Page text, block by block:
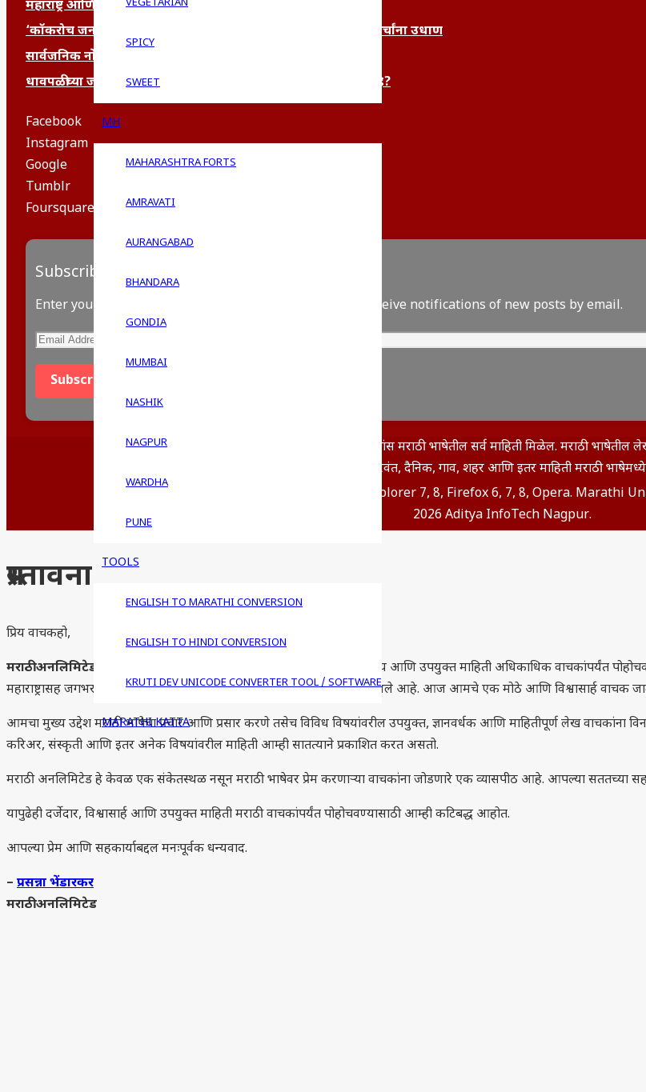
VEGETARIAN
SPICY
SWEET
MH
MAHARASHTRA FORTS
AMRAVATI
AURANGABAD
BHANDARA
GONDIA
MUMBAI
NASHIK
NAGPUR
WARDHA
PUNE
TOOLS
ENGLISH TO MARATHI CONVERSION
ENGLISH TO HINDI CONVERSION
KRUTI DEV UNICODE CONVERTER TOOL / SOFTWARE
MARATHI KATTA
महाराष्ट्र आणि संपूर्ण भारतातील शेतकऱ्यांना मान्सूनचे महत्त्व
‘कॉकरोच जनता पार्टी’ची वेबसाईट अचानक डाउन; सोशल मीडियावर चर्चांना उधाण
सार्वजनिक नोंद: पेमेंट डिफॉल्ट प्रकरण – Kris Ankem [FFME]
धावपळीच्या जीवनात शांततेचा शोध – Meditation का आवश्यक आहे?
Facebook
Instagram
Google
Tumblr
Foursquare
Subscribe to Blog via Email
Enter your email address to subscribe to this blog and receive notifications of new posts by email.
Email
Address
Subscribe
मराठी अनलिमिटेड :
माझा महाराष्ट्राचे सूर. इथे आपणांस मराठी भाषेतील सर्व माहिती मिळेल. मराठी
विचारवंत, दैनिक, गाव, शहर आणि इतर माहिती मराठी
Browser support for this site: Internet Explorer 7, 8, Firefox 6, 7, 8, Opera. Marathi
2026 Aditya InfoTech Nagpur.
प्रस्तावना
प्रिय वाचकहो,
मराठी अनलिमिटेड
या संकेतस्थळाची सुरुवात सन २०१० मध्ये मराठी भाषा, साहित्य आणि उपयुक्त माहिती अधिकाधिक वाचकांपर्यंत
महाराष्ट्रासह जगभरातील मराठी वाचकांचे प्रेम, विश्वास आणि भरभरून पाठबळ लाभले आहे. आज आमचे एक मोठे आणि विश्वासार्ह वाचक
आमचा मुख्य उद्देश मराठी भाषेचा प्रचार आणि प्रसार करणे तसेच विविध विषयांवरील उपयुक्त, ज्ञानवर्धक आणि माहितीपूर्ण लेख वाचकांना
करिअर, संस्कृती आणि इतर अनेक विषयांवरील माहिती आम्ही सातत्याने प्रकाशित करत असतो.
मराठी अनलिमिटेड हे केवळ एक संकेतस्थळ नसून मराठी भाषेवर प्रेम करणाऱ्या वाचकांना जोडणारे एक व्यासपीठ आहे. आपल्या सततच्या
यापुढेही दर्जेदार, विश्वासार्ह आणि उपयुक्त माहिती मराठी वाचकांपर्यंत पोहोचवण्यासाठी आम्ही कटिबद्ध आहोत.
आपल्या प्रेम आणि सहकार्याबद्दल मनःपूर्वक धन्यवाद.
– प्रसन्ना भेंडारकर
मराठी अनलिमिटेड